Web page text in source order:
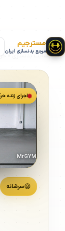
مسترجیم
مرجع بدنسازی ایران
سایت بدنسازی»
سرشانه
اجرای زنده
MrGYM